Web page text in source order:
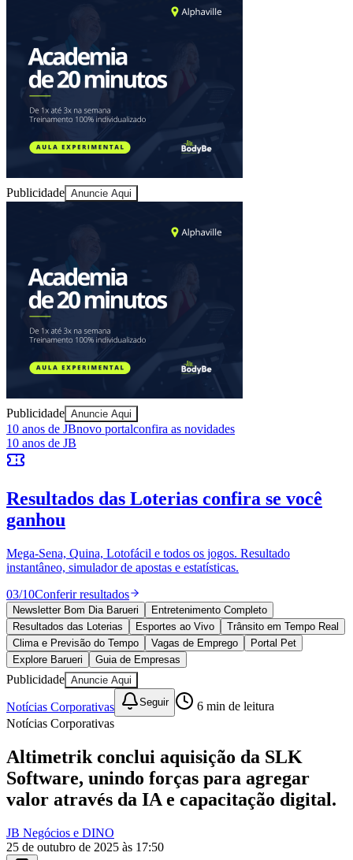
Bahia
Publicidade Anuncie Aqui
Publicidade Anuncie Aqui
10 anos de JB novo portalconfira as novidades
10 anos de JB
Esportes ao Vivo placares e tabelas